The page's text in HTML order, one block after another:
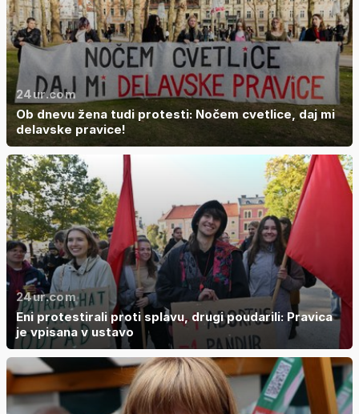
24ur.com
Ob dnevu žena tudi protesti: Nočem cvetlice, daj mi
delavske pravice!
24ur.com
Eni protestirali proti splavu, drugi poudarili: Pravica
je vpisana v ustavo